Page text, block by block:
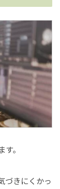
。
づきにくかっ